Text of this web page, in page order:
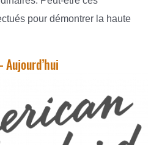
pour démontrer la haute
Aujourd’hui